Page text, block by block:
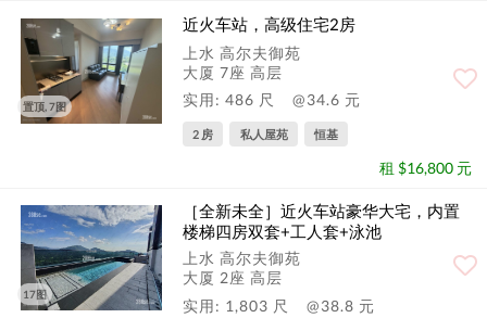
置顶, 7图
近火车站，高级住宅2房
上水 高尔夫御苑
大厦 7座 高层
实用: 486 尺
@34.6 元
2 房 私人屋苑 恒基
租 $16,800 元
17图
［全新未全］近火车站豪华大宅，内置
楼梯四房双套+工人套+泳池
上水 高尔夫御苑
大厦 2座 高层
实用: 1,803 尺
@38.8 元